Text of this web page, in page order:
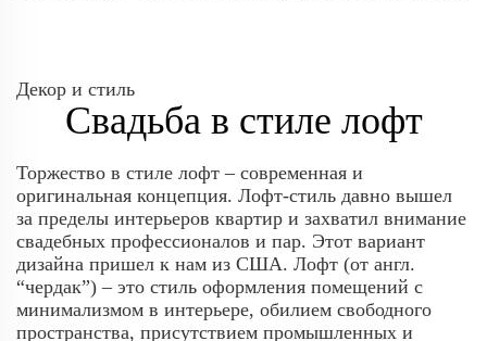
Декор и стиль
Свадьба в стиле лофт
Торжество в стиле лофт – современная и
оригинальная концепция. Лофт-стиль давно вышел
за пределы интерьеров квартир и захватил внимание
свадебных профессионалов и пар. Этот вариант
дизайна пришел к нам из США. Лофт (от англ.
“чердак”) – это стиль оформления помещений с
минимализмом в интерьере, обилием свободного
пространства, присутствием промышленных и